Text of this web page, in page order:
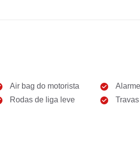
Air bag do motorista Alarme
Rodas de liga leve